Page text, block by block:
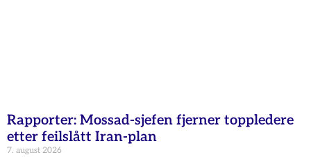
Rapporter: Mossad-sjefen fjerner toppledere
etter feilslått Iran-plan
7. august 2026